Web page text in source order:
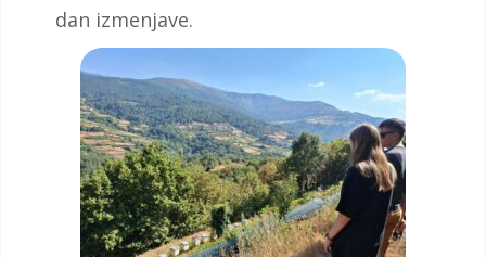
dan izmenjave.